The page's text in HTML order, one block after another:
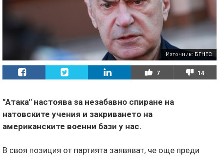
Източник: БГНЕС
7 14
"Атака" настоява за незабавно спиране на
натовските учения и закриването на
американските военни бази у нас.
В своя позиция от партията заявяват, че още преди